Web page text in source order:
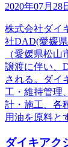
2020年07月28
株式会社ダイ
社DAD(愛媛
（愛媛県松
譲渡に伴い、
される。ダイ
工・維持管理
計・施工、各
用油を原料と
ダイキアク